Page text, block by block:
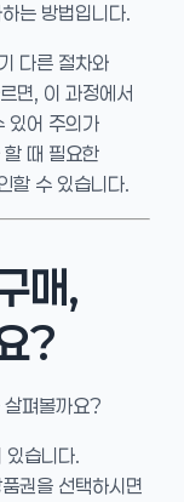
는 방법입니다.
다른 절차와
면, 이 과정에서
있어 주의가
때 필요한
수 있습니다.
매,
?
살펴볼까요?
있습니다.
권을 선택하시면